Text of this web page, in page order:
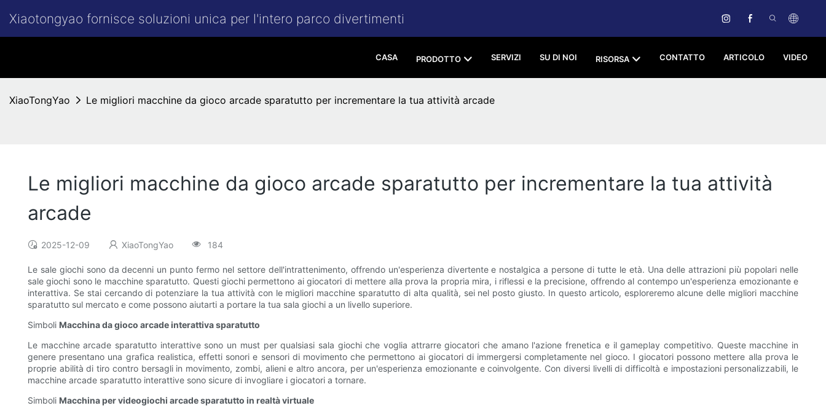
Xiaotongyao fornisce soluzioni unica per l'intero parco divertimenti
CASA PRODOTTO SERVIZI SU DI NOI RISORSA CONTATTO ARTICOLO VIDEO
XiaoTongYao Le migliori macchine da gioco arcade sparatutto per incrementare la tua attività arcade
Le migliori macchine da gioco arcade sparatutto per incrementare la tua attività
arcade
2025-12-09 XiaoTongYao 184
Le sale giochi sono da decenni un punto fermo nel settore dell'intrattenimento, offrendo un'esperienza divertente e nostalgica a persone di tutte le età. Una delle attrazioni più popolari nelle
sale giochi sono le macchine sparatutto. Questi giochi permettono ai giocatori di mettere alla prova la propria mira, i riflessi e la precisione, offrendo al contempo un'esperienza emozionante e
interattiva. Se stai cercando di potenziare la tua attività con le migliori macchine sparatutto di alta qualità, sei nel posto giusto. In questo articolo, esploreremo alcune delle migliori macchine
sparatutto sul mercato e come possono aiutarti a portare la tua sala giochi a un livello superiore.
Simboli Macchina da gioco arcade interattiva sparatutto
Le macchine arcade sparatutto interattive sono un must per qualsiasi sala giochi che voglia attrarre giocatori che amano l'azione frenetica e il gameplay competitivo. Queste macchine in
genere presentano una grafica realistica, effetti sonori e sensori di movimento che permettono ai giocatori di immergersi completamente nel gioco. I giocatori possono mettere alla prova le
proprie abilità di tiro contro bersagli in movimento, zombi, alieni e altro ancora, per un'esperienza emozionante e coinvolgente. Con diversi livelli di difficoltà e impostazioni personalizzabili, le
macchine arcade sparatutto interattive sono sicure di invogliare i giocatori a tornare.
Simboli Macchina per videogiochi arcade sparatutto in realtà virtuale